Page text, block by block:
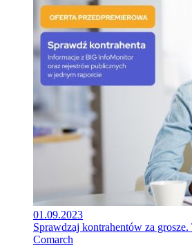
01.09.2023
Sprawdzaj kontrahentów za
Comarch